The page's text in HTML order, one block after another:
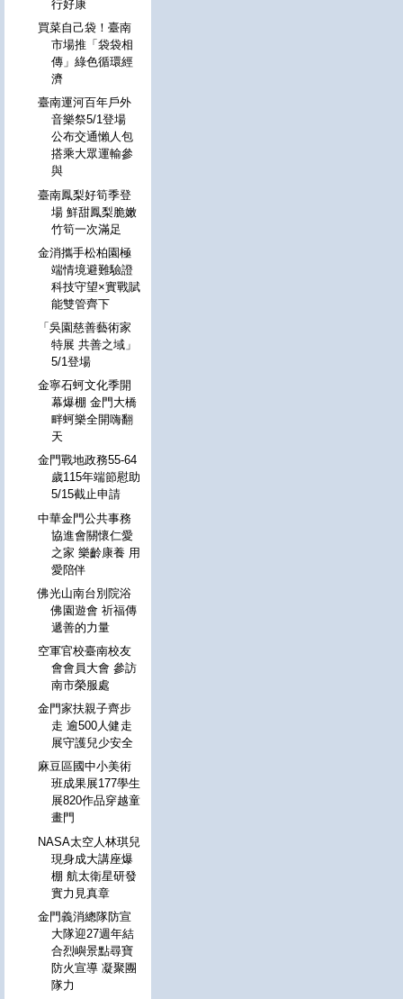
行好康
買菜自己袋！臺南
市場推「袋袋相
傳」綠色循環經
濟
臺南運河百年戶外
音樂祭5/1登場
公布交通懶人包
搭乘大眾運輸參
與
臺南鳳梨好筍季登
場 鮮甜鳳梨脆嫩
竹筍一次滿足
金消攜手松柏園極
端情境避難驗證
科技守望×實戰賦
能雙管齊下
「吳園慈善藝術家
特展 共善之域」
5/1登場
金寧石蚵文化季開
幕爆棚 金門大橋
畔蚵樂全開嗨翻
天
金門戰地政務55-64
歲115年端節慰助
5/15截止申請
中華金門公共事務
協進會關懷仁愛
之家 樂齡康養 用
愛陪伴
佛光山南台別院浴
佛園遊會 祈福傳
遞善的力量
空軍官校臺南校友
會會員大會 參訪
南市榮服處
金門家扶親子齊步
走 逾500人健走
展守護兒少安全
麻豆區國中小美術
班成果展177學生
展820作品穿越童
畫門
NASA太空人林琪兒
現身成大講座爆
棚 航太衛星研發
實力見真章
金門義消總隊防宣
大隊迎27週年結
合烈嶼景點尋寶
防火宣導 凝聚團
隊力